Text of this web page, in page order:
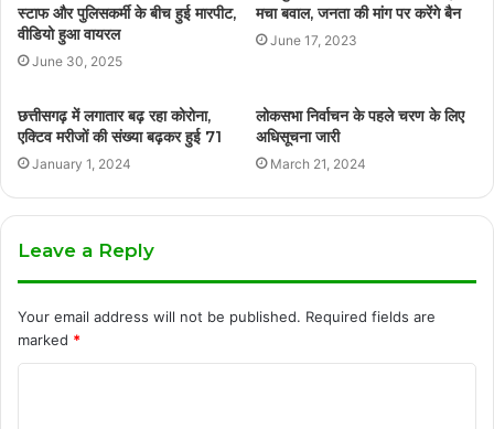
स्टाफ और पुलिसकर्मी के बीच हुई मारपीट,
वीडियो हुआ वायरल
June 30, 2025
मचा बवाल, जनता की मांग पर करेंगे बैन
June 17, 2023
छत्तीसगढ़ में लगातार बढ़ रहा कोरोना,
एक्टिव मरीजों की संख्या बढ़कर हुई 71
January 1, 2024
लोकसभा निर्वाचन के पहले चरण के लिए
अधिसूचना जारी
March 21, 2024
Leave a Reply
Your email address will not be published. Required fields are
marked *